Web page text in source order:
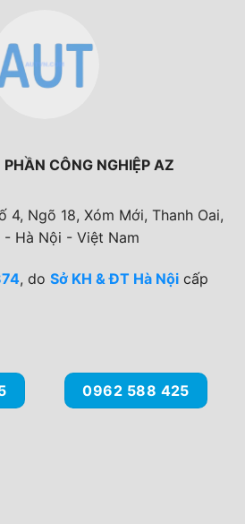
CÔNG NGHIỆP AZ
4, Ngõ 18, Xóm Mới, Thanh Oai,
- Hà Nội - Việt Nam
, do Sở KH & ĐT Hà Nộicấp
0962 588 425